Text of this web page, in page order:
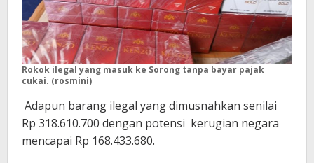
Rokok ilegal yang masuk ke Sorong tanpa bayar pajak
cukai. (rosmini)
Adapun barang ilegal yang dimusnahkan senilai
Rp 318.610.700 dengan potensi kerugian negara
mencapai Rp 168.433.680.